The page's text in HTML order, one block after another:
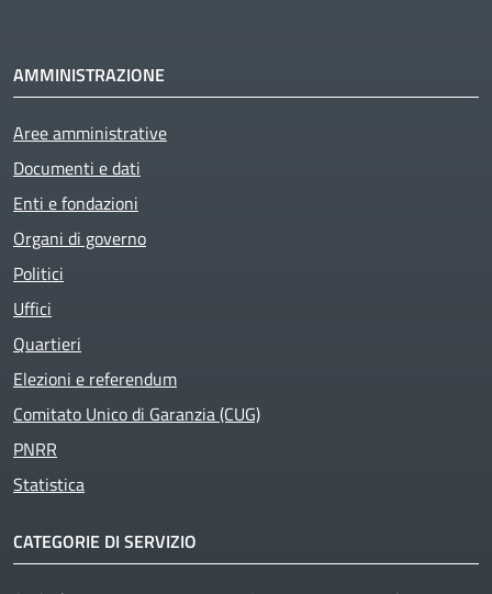
AMMINISTRAZIONE
Aree amministrative
Documenti e dati
Enti e fondazioni
Organi di governo
Politici
Uffici
Quartieri
Elezioni e referendum
Comitato Unico di Garanzia (CUG)
PNRR
Statistica
CATEGORIE DI SERVIZIO